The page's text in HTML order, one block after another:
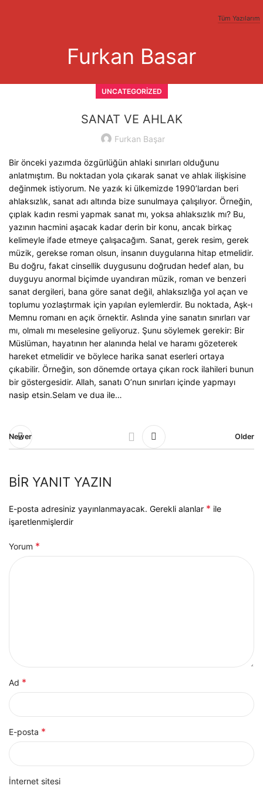
Tüm Yazılarım
Furkan Basar
UNCATEGORIZED
SANAT VE AHLAK
Furkan Başar
Bir önceki yazımda özgürlüğün ahlaki sınırları olduğunu
anlatmıştım. Bu noktadan yola çıkarak sanat ve ahlak ilişkisine
değinmek istiyorum. Ne yazık ki ülkemizde 1990’lardan beri
ahlaksızlık, sanat adı altında bize sunulmaya çalışılıyor. Örneğin,
çıplak kadın resmi yapmak sanat mı, yoksa ahlaksızlık mı? Bu,
yazının hacmini aşacak kadar derin bir konu, ancak birkaç
kelimeyle ifade etmeye çalışacağım. Sanat, gerek resim, gerek
müzik, gerekse roman olsun, insanın duygularına hitap etmelidir.
Bu doğru, fakat cinsellik duygusunu doğrudan hedef alan, bu
duyguyu anormal biçimde uyandıran müzik, roman ve benzeri
sanat dergileri, bana göre sanat değil, ahlaksızlığa yol açan ve
toplumu yozlaştırmak için yapılan eylemlerdir. Bu noktada, Aşk-ı
Memnu romanı en açık örnektir. Aslında yine sanatın sınırları var
mı, olmalı mı meselesine geliyoruz. Şunu söylemek gerekir: Bir
Müslüman, hayatının her alanında helal ve haramı gözeterek
hareket etmelidir ve böylece harika sanat eserleri ortaya
çıkabilir. Örneğin, son dönemde ortaya çıkan rock ilahileri bunun
bir göstergesidir. Allah, sanatı O’nun sınırları içinde yapmayı
nasip etsin.Selam ve dua ile…
Newer Older
BIR YANIT YAZIN
E-posta adresiniz yayınlanmayacak. Gerekli alanlar * ile
işaretlenmişlerdir
Yorum *
Ad *
E-posta *
İnternet sitesi